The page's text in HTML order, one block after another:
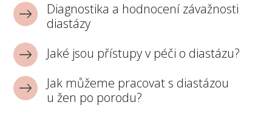
Diagnostika a hodnocení závažnosti
diastázy
Jaké jsou přístupy v péči o diastázu?
Jak můžeme pracovat s diastázou
u žen po porodu?